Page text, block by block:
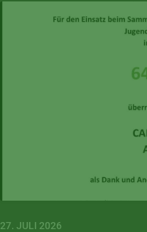
27. JULI 2026